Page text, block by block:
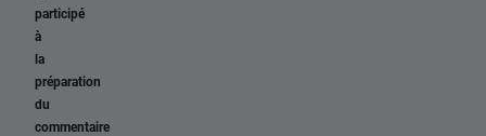
participé
à
la
préparation
du
commentaire